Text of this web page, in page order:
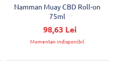
Namman Muay CBD Roll-on
75ml
98,63 Lei
Momentan indisponibil